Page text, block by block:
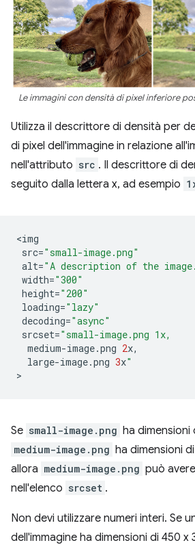
Le immagini con densità di pixel inferiore
Utilizza il descrittore di densità per
di pixel dell'immagine in relazione
nell'attributo src . Il descrittore di
seguito dalla lettera x, ad esempio
<img
src="small-image.png"
alt="A description of the
width="300"
height="200"
loading="lazy"
decoding="async"
srcset="small-image.png 1x,
medium-image.png 2x,
large-image.png 3x"
Se small-image.png ha dimensioni
medium-image.png ha dimensioni
allora medium-image.png può avere
nell'elenco srcset .
Non devi utilizzare numeri interi. Se
dell'immagine ha dimensioni di 450 x